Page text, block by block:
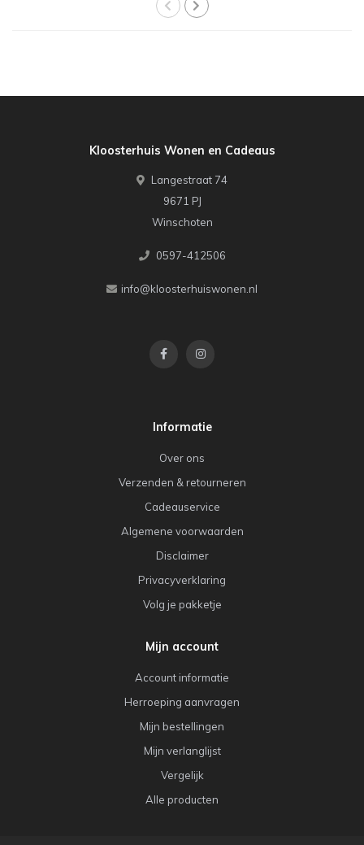
Kloosterhuis Wonen en Cadeaus
Langestraat 74
9671 PJ
Winschoten
0597-412506
info@kloosterhuiswonen.nl
Informatie
Over ons
Verzenden & retourneren
Cadeauservice
Algemene voorwaarden
Disclaimer
Privacyverklaring
Volg je pakketje
Mijn account
Account informatie
Herroeping aanvragen
Mijn bestellingen
Mijn verlanglijst
Vergelijk
Alle producten